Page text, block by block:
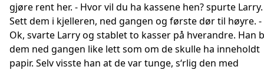
gjøre rent her. - Hvor vil du ha kassene hen? spurte
Sett dem i kjelleren, ned gangen og første dør til høyre. -
Ok, svarte Larry og stablet to kasser på hverandre. Han
dem ned gangen like lett som om de skulle ha inneholdt
papir. Selv visste han at de var tunge, s‘rlig den med